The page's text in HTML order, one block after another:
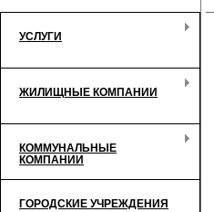
УСЛУГИ
ЖИЛИЩНЫЕ КОМПАНИИ
КОММУНАЛЬНЫЕ
КОМПАНИИ
ГОРОДСКИЕ УЧРЕЖДЕНИЯ